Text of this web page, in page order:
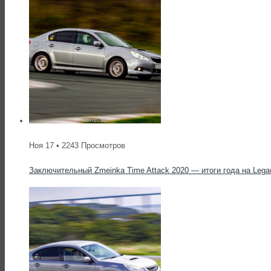
Ноя 17 • 2243 Просмотров
Заключительный Zmeinka Time Attack 2020 — итоги года на